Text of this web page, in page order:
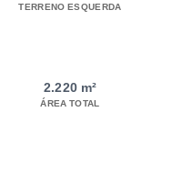
TERRENO ESQUERDA
2.220 m²
ÁREA TOTAL